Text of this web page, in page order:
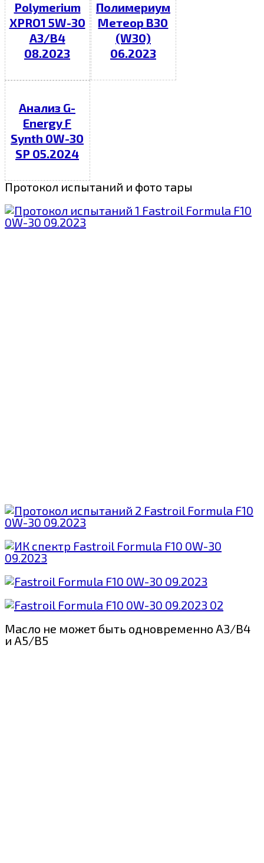
Polymerium
XPRO1 5W-30
A3/B4
08.2023
Полимериум
Метеор В30
(W30)
06.2023
Анализ G-
Energy F
Synth 0W-30
SP 05.2024
Протокол испытаний и фото тары
Масло не может быть одновременно A3/B4
и A5/B5